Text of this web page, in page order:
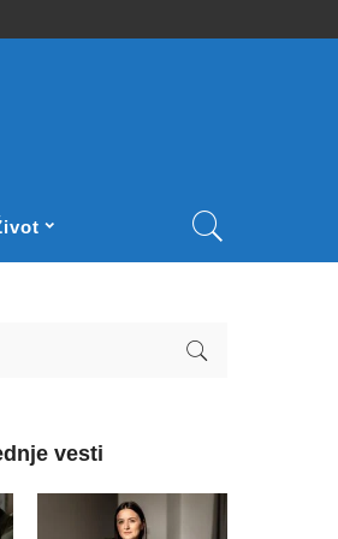
vesti